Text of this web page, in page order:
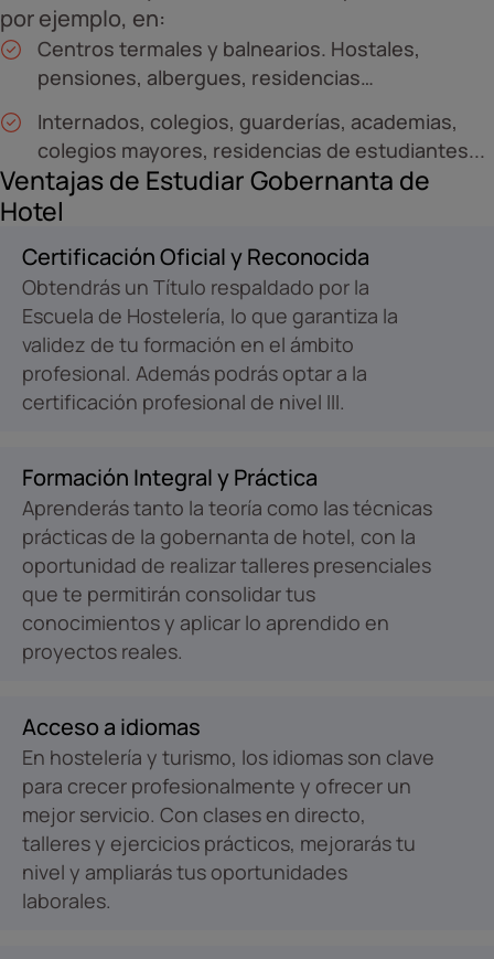
por ejemplo, en:
Centros termales y balnearios. Hostales,
pensiones, albergues, residencias…
Internados, colegios, guarderías, academias,
colegios mayores, residencias de estudiantes...
Ventajas de Estudiar Gobernanta de
Hotel
Certificación Oficial y Reconocida
Obtendrás un Título respaldado por la
Escuela de Hostelería, lo que garantiza la
validez de tu formación en el ámbito
profesional. Además podrás optar a la
certificación profesional de nivel III.
Formación Integral y Práctica
Aprenderás tanto la teoría como las técnicas
prácticas de la gobernanta de hotel, con la
oportunidad de realizar talleres presenciales
que te permitirán consolidar tus
conocimientos y aplicar lo aprendido en
proyectos reales.
Acceso a idiomas
En hostelería y turismo, los idiomas son clave
para crecer profesionalmente y ofrecer un
mejor servicio. Con clases en directo,
talleres y ejercicios prácticos, mejorarás tu
nivel y ampliarás tus oportunidades
laborales.